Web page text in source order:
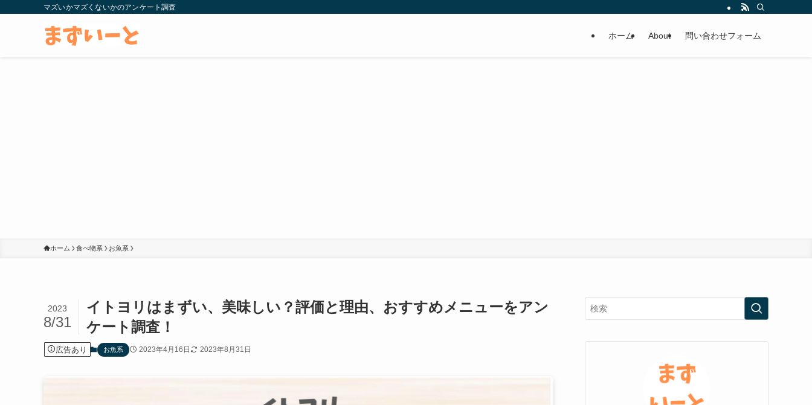
マズいかマズくないかのアンケート調査
ホーム About 問い合わせフォーム
ホーム 食べ物系 お魚系
イトヨリはまずい、美味しい？評価と理由、おすすめメニューをアン
ケート調査！
2023
8/31
広告あり お魚系 2023年4月16日 2023年8月31日